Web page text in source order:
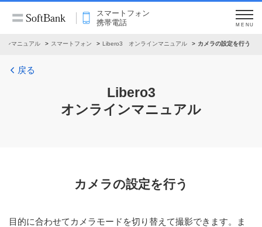
スマートフォン
携帯電話
MENU
ンマニュアル スマートフォン Libero3 オンラインマニュアル カメラの設定を行う
戻る
Libero3
オンラインマニュアル
カメラの設定を行う
目的に合わせてカメラモードを切り替えて撮影できます。ま